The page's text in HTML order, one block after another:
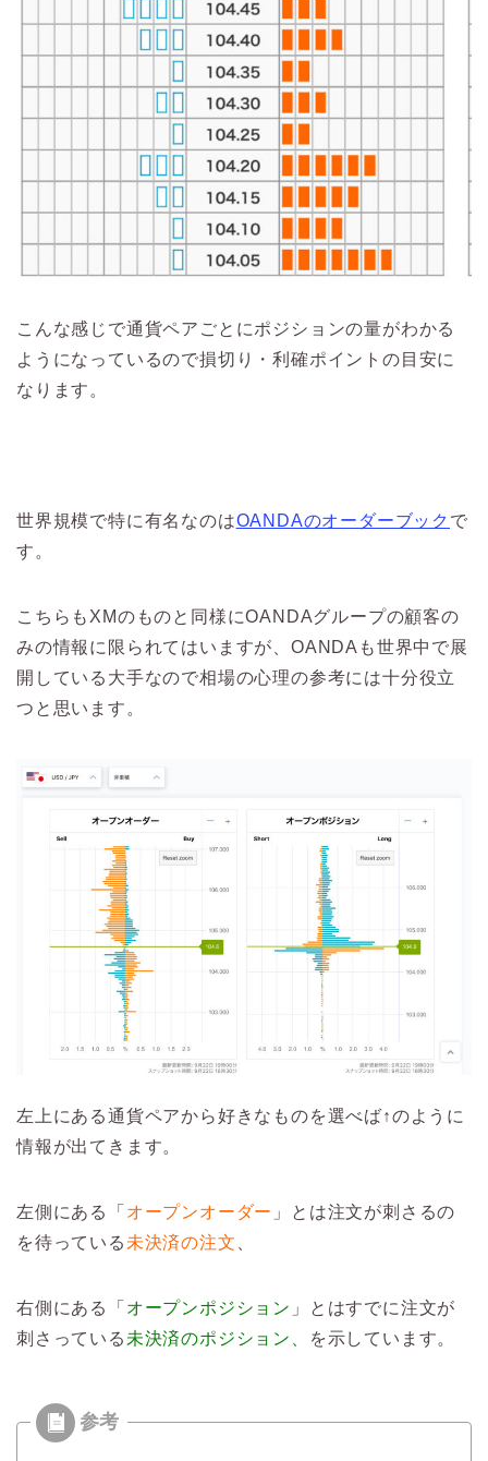
こんな感じで通貨ペアごとにポジションの量がわかる
ようになっているので損切り・利確ポイントの目安に
なります。
世界規模で特に有名なのはOANDAのオーダーブック で
す。
こちらもXMのものと同様にOANDAグループの顧客の
みの情報に限られてはいますが、OANDAも世界中で展
開している大手なので相場の心理の参考には十分役立
つと思います。
左上にある通貨ペアから好きなものを選べば↑のように
情報が出てきます。
左側にある「 オープンオーダー 」とは注文が刺さるの
を待っている 未決済の注文
右側にある「 オープンポジション 」とはすでに注文が
刺さっている 未決済のポジション、 を示しています。